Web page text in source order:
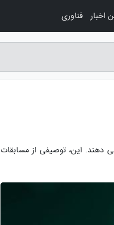
دهند. این، توصیفی از مسابقات
اخبار فناوری